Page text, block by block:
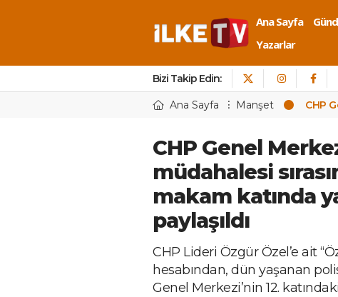
Ana Sayfa
Yazarlar
Bizi Takip Edin:
Ana Sayfa Manşet CHP
CHP Genel
müdahalesi
makam katında
paylaşıldı
CHP Lideri Özgür Özel’e ait
hesabından, dün yaşanan
Genel Merkezi’nin 12.